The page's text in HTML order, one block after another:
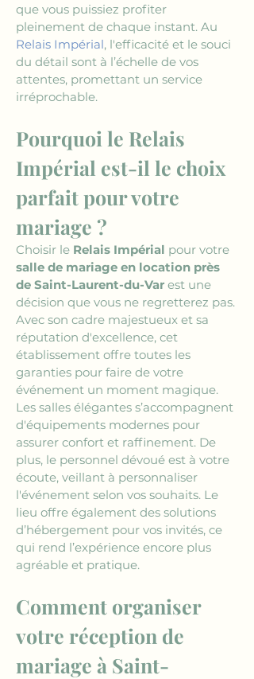
que vous puissiez profiter
pleinement de chaque instant. Au
Relais Impérial, l'efficacité et le souci
du détail sont à l’échelle de vos
attentes, promettant un service
irréprochable.
Pourquoi le Relais
Impérial est-il le choix
parfait pour votre
mariage ?
Choisir le Relais Impérial pour votre
salle de mariage en location près
de Saint-Laurent-du-Var est une
décision que vous ne regretterez pas.
Avec son cadre majestueux et sa
réputation d'excellence, cet
établissement offre toutes les
garanties pour faire de votre
événement un moment magique.
Les salles élégantes s’accompagnent
d'équipements modernes pour
assurer confort et raffinement. De
plus, le personnel dévoué est à votre
écoute, veillant à personnaliser
l'événement selon vos souhaits. Le
lieu offre également des solutions
d’hébergement pour vos invités, ce
qui rend l’expérience encore plus
agréable et pratique.
Comment organiser
votre réception de
mariage à Saint-